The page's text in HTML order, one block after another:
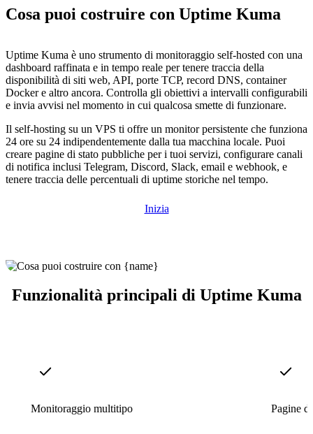
Cosa puoi costruire con Uptime Kuma
Uptime Kuma è uno strumento di monitoraggio self-hosted con una
dashboard raffinata e in tempo reale per tenere traccia della
disponibilità di siti web, API, porte TCP, record DNS, container
Docker e altro ancora. Controlla gli obiettivi a intervalli configurabili
e invia avvisi nel momento in cui qualcosa smette di funzionare.
Il self-hosting su un VPS ti offre un monitor persistente che funziona
24 ore su 24 indipendentemente dalla tua macchina locale. Puoi
creare pagine di stato pubbliche per i tuoi servizi, configurare canali
di notifica inclusi Telegram, Discord, Slack, email e webhook, e
tenere traccia delle percentuali di uptime storiche nel tempo.
Inizia
Funzionalità principali di Uptime Kuma
Monitoraggio multitipo Pagine